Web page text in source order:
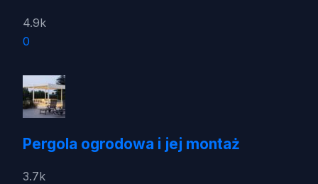
4.9k
0
Pergola ogrodowa i jej montaż
3.7k